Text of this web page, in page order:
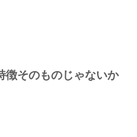
徴そのものじゃないか